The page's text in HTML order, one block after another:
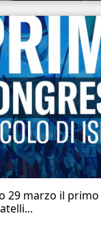
29 marzo il